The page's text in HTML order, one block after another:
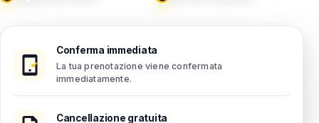
Conferma immediata
La tua prenotazione viene confermata
immediatamente.
Cancellazione gratuita